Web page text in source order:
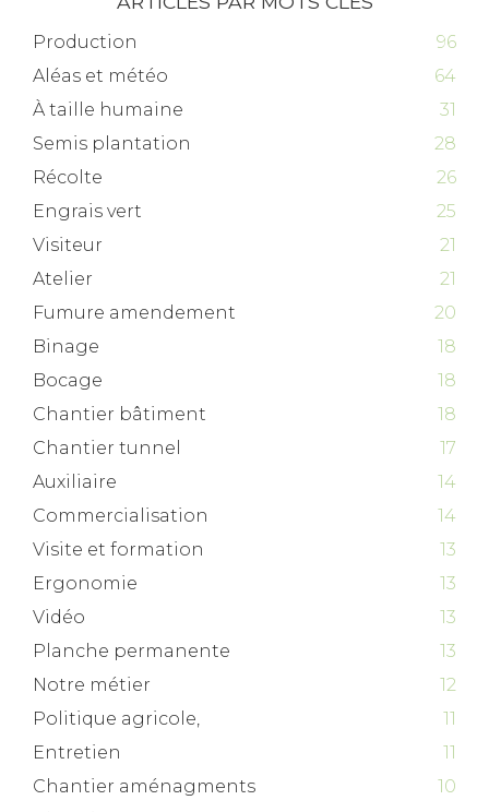
Production
96
Aléas et météo
64
À taille humaine
31
Semis plantation
28
Récolte
26
Engrais vert
25
Visiteur
21
Atelier
21
Fumure amendement
20
Binage
18
Bocage
18
Chantier bâtiment
18
Chantier tunnel
17
Auxiliaire
14
Commercialisation
14
Visite et formation
13
Ergonomie
13
Vidéo
13
Planche permanente
13
Notre métier
12
Politique agricole,
11
Entretien
11
Chantier aménagments
10